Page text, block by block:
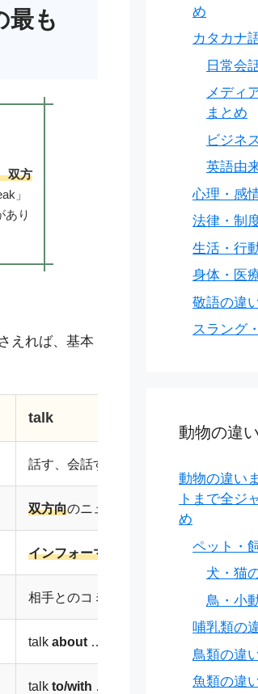
最も
双方
」
あり
えれば、基本
talk
話す、会話する（言葉を交わす行為、
双方向のニュアンスが強い（会話、お
インフォーマル、日常的
相手とのコミュニケーション、会話の
talk about …（一般的な話題）
talk to/with …（toはやや一方的、with
め
カタカナ
日常会
メディ
まとめ
ビジネ
英語由
心理・感
法律・制
生活・行
身体・医
敬語の違
スラング
動物の違
動物の違い
トまで全ジ
め
ペット・
犬・猫
鳥・小
哺乳類の
鳥類の違
魚類の違